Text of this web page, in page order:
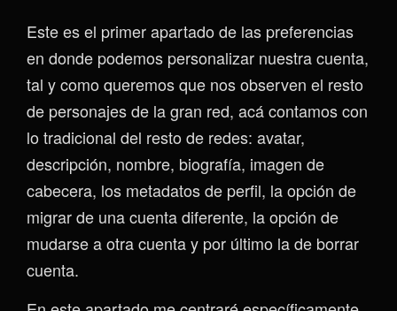
Este es el primer apartado de las preferencias
en donde podemos personalizar nuestra cuenta,
tal y como queremos que nos observen el resto
de personajes de la gran red, acá contamos con
lo tradicional del resto de redes: avatar,
descripción, nombre, biografía, imagen de
cabecera, los metadatos de perfil, la opción de
migrar de una cuenta diferente, la opción de
mudarse a otra cuenta y por último la de borrar
cuenta.